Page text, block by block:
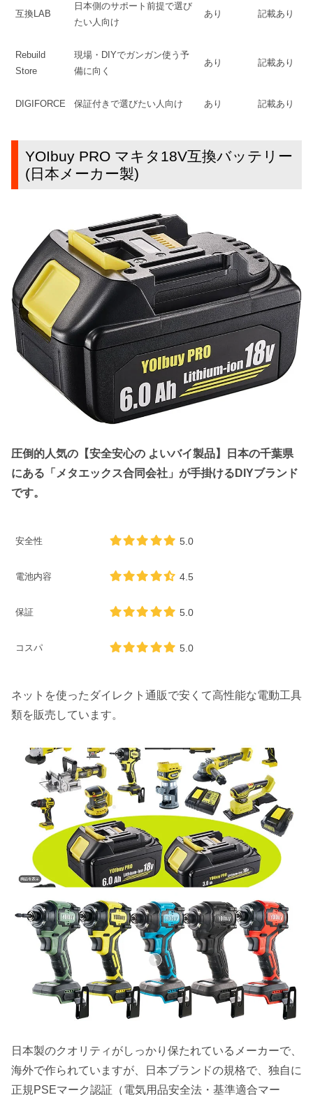
互換LAB
日本側のサポート前提で選び
たい人向け
あり 記載あり
Rebuild
Store
現場・DIYでガンガン使う予
備に向く
あり 記載あり
DIGIFORCE 保証付きで選びたい人向け あり 記載あり
YOIbuy PRO マキタ18V互換バッテリー
(日本メーカー製)
圧倒的人気の【安全安心の よいバイ製品】日本の千葉県
にある「メタエックス合同会社」が手掛けるDIYブランド
です。
安全性 5.0
電池内容 4.5
保証 5.0
コスパ 5.0
ネットを使ったダイレクト通販で安くて高性能な電動工具
類を販売しています。
日本製のクオリティがしっかり保たれているメーカーで、
海外で作られていますが、日本ブランドの規格で、独自に
正規PSEマーク認証（電気用品安全法・基準適合マー